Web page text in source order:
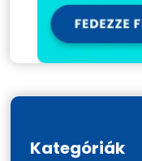
Kategóriák